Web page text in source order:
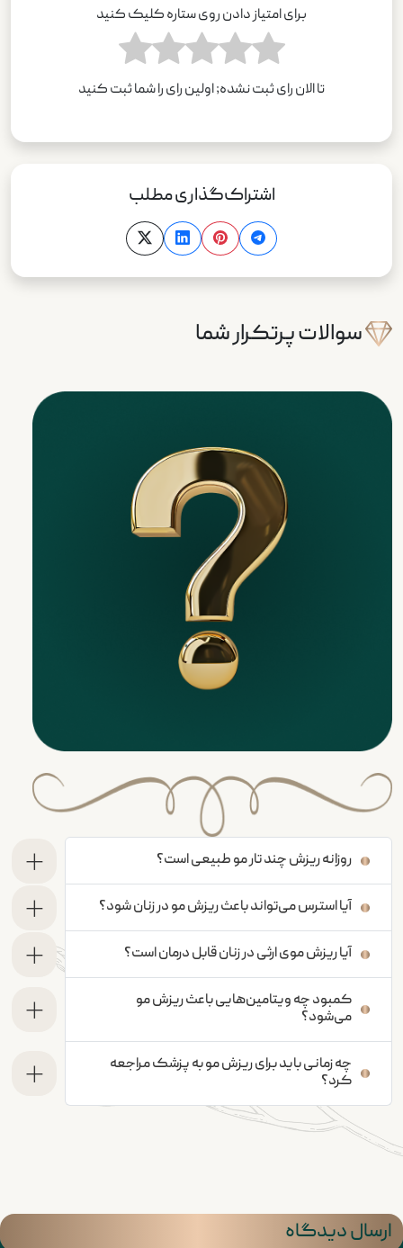
برای امتیاز دادن روی ستاره کلیک کنید
تا الان رای ثبت نشده; اولین رای را شما ثبت کنید
اشتراک‌گذاری مطلب
سوالات پرتکرار شما
روزانه ریزش چند تار مو طبیعی است؟
آیا استرس می‌تواند باعث ریزش مو در زنان شود؟
آیا ریزش موی ارثی در زنان قابل درمان است؟
کمبود چه ویتامین‌هایی باعث ریزش مو
می‌شود؟
چه زمانی باید برای ریزش مو به پزشک مراجعه
کرد؟
ارسال دیدگاه